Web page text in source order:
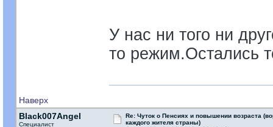
У нас ни того ни
то режим.Остались
Наверх
Black007Angel
Специалист
Re: Чуток о Пенсиях и повышении возраста
каждого жителя страны)